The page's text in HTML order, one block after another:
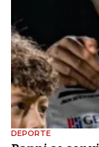
DEPORTE